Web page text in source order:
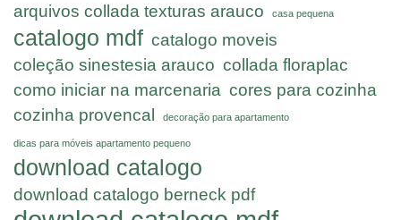
arquivos collada texturas arauco
casa pequena
catalogo mdf catalogo moveis
coleção sinestesia arauco collada floraplac
como iniciar na marcenaria cores para cozinha
cozinha provencal
decoração para apartamento
dicas para móveis apartamento pequeno
download catalogo
download catalogo berneck pdf